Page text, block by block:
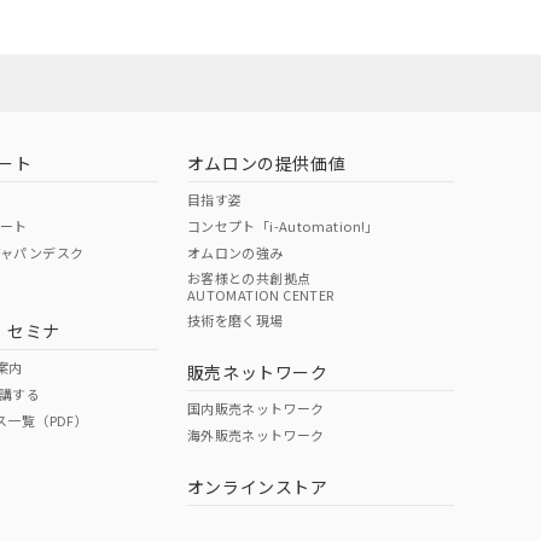
O O
ページへ
ください
ト
ト
パンデスク
セミナ
内
する
覧（PDF）
オムロンの提供価値
目指す姿
コンセプト「i-Automation!」
オムロンの強み
お客様との共創拠点
AUTOMATION CENTER
技術を磨く現場
販売ネットワーク
国内販売ネットワーク
海外販売ネットワーク
オンラインストア